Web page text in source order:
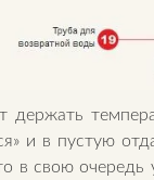
держать
и в пустую
в свою